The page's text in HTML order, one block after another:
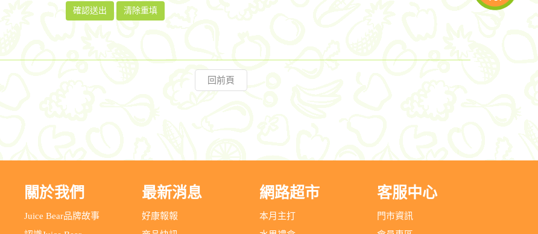
清除重填
回前頁
關於我們
Juice Bear品牌故事
最新消息
好康報報
網路超市
本月主打
客服中心
門市資訊